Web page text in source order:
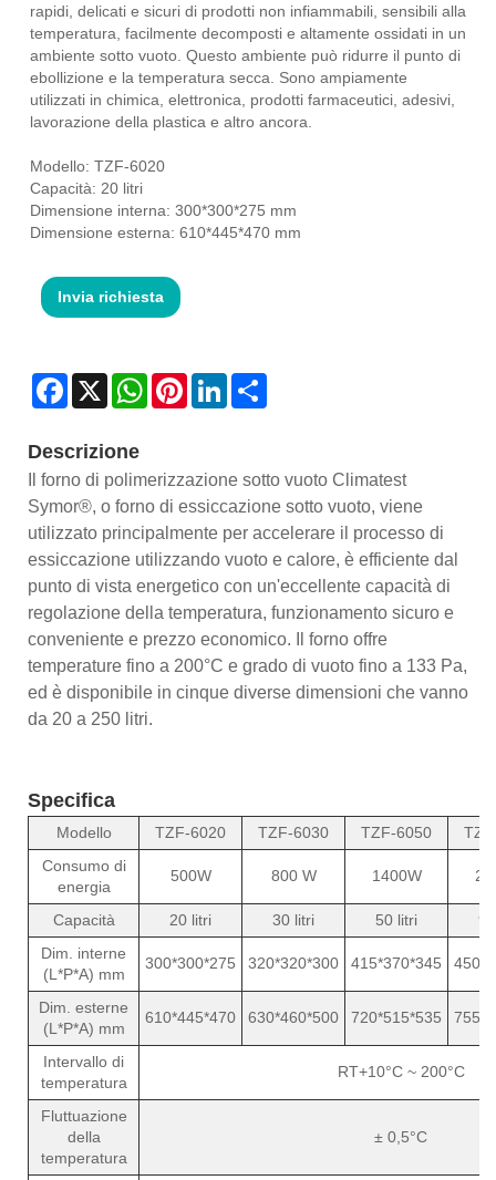
rapidi, delicati e sicuri di prodotti non infiammabili, sensibili alla
temperatura, facilmente decomposti e altamente ossidati in un
ambiente sotto vuoto. Questo ambiente può ridurre il punto di
ebollizione e la temperatura secca. Sono ampiamente
utilizzati in chimica, elettronica, prodotti farmaceutici, adesivi,
lavorazione della plastica e altro ancora.
Modello: TZF-6020
Capacità: 20 litri
Dimensione interna: 300*300*275 mm
Dimensione esterna: 610*445*470 mm
Invia richiesta
Facebook
X WhatsAppPinterestLinkedIn
Descrizione
Il forno di polimerizzazione sotto vuoto Climatest
Symor®, o forno di essiccazione sotto vuoto, viene
utilizzato principalmente per accelerare il processo di
essiccazione utilizzando vuoto e calore, è efficiente dal
punto di vista energetico con un'eccellente capacità di
regolazione della temperatura, funzionamento sicuro e
conveniente e prezzo economico. Il forno offre
temperature fino a 200°C e grado di vuoto fino a 133 Pa,
ed è disponibile in cinque diverse dimensioni che vanno
da 20 a 250 litri.
Specifica
Modello TZF-6020 TZF-6030 TZF-6050
Consumo di
energia
500W 800 W 1400W
Capacità 20 litri 30 litri 50 litri
Dim. interne
(L*P*A) mm
300*300*275 320*320*300 415*370*345
Dim. esterne
(L*P*A) mm
610*445*470 630*460*500 720*515*535
Intervallo di
temperatura
RT+10°C ~ 200°C
Fluttuazione
della
temperatura
± 0,5°C